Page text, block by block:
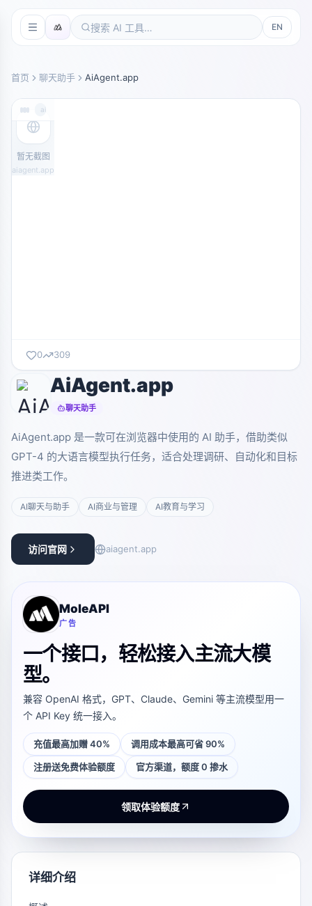
EN
首页 聊天助手 AiAgent.app
aiagent.app
暂无截图
aiagent.app
0 309
AiAgent.app
聊天助手
AiAgent.app 是一款可在浏览器中使用的 AI 助手，借助类似
GPT-4 的大语言模型执行任务，适合处理调研、自动化和目标
推进类工作。
AI聊天与助手 AI商业与管理 AI教育与学习
访问官网 aiagent.app
MoleAPI
广告
一个接口，轻松接入主流大模
型。
兼容 OpenAI 格式，GPT、Claude、Gemini 等主流模型用一
个 API Key 统一接入。
充值最高加赠 40% 调用成本最高可省 90%
注册送免费体验额度 官方渠道，额度 0 掺水
领取体验额度
详细介绍